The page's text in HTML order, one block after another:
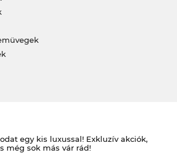
egy kis luxussal! Exkluzív akciók,
még sok más vár rád!